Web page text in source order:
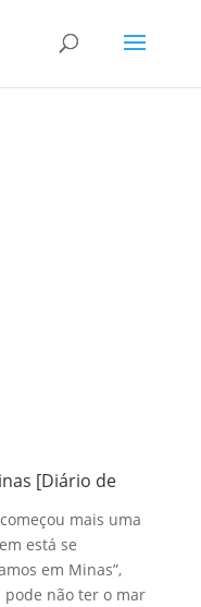
[Diário de
mais uma
está se
em Minas”,
não ter o mar